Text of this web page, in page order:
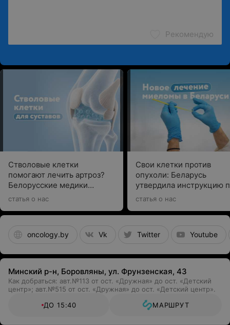
Рекомендую
Стволовые клетки
помогают лечить артроз?
Белорусские медики
рассказали о новой
статья о нас
Свои клетки против
опухоли: Беларусь
утвердила инструкцию
CAR T-клеточной
статья о нас
oncology.by Vk Twitter Youtube
Минский р-н, Боровляны, ул. Фрунзенская, 43
Как добраться: авт.№113 от ост. «Дружная» до ост. «Детский
центр»; авт.№515 от ост. «Дружная» до ост. «Детский центр».
ДО 15:40
МАРШРУТ